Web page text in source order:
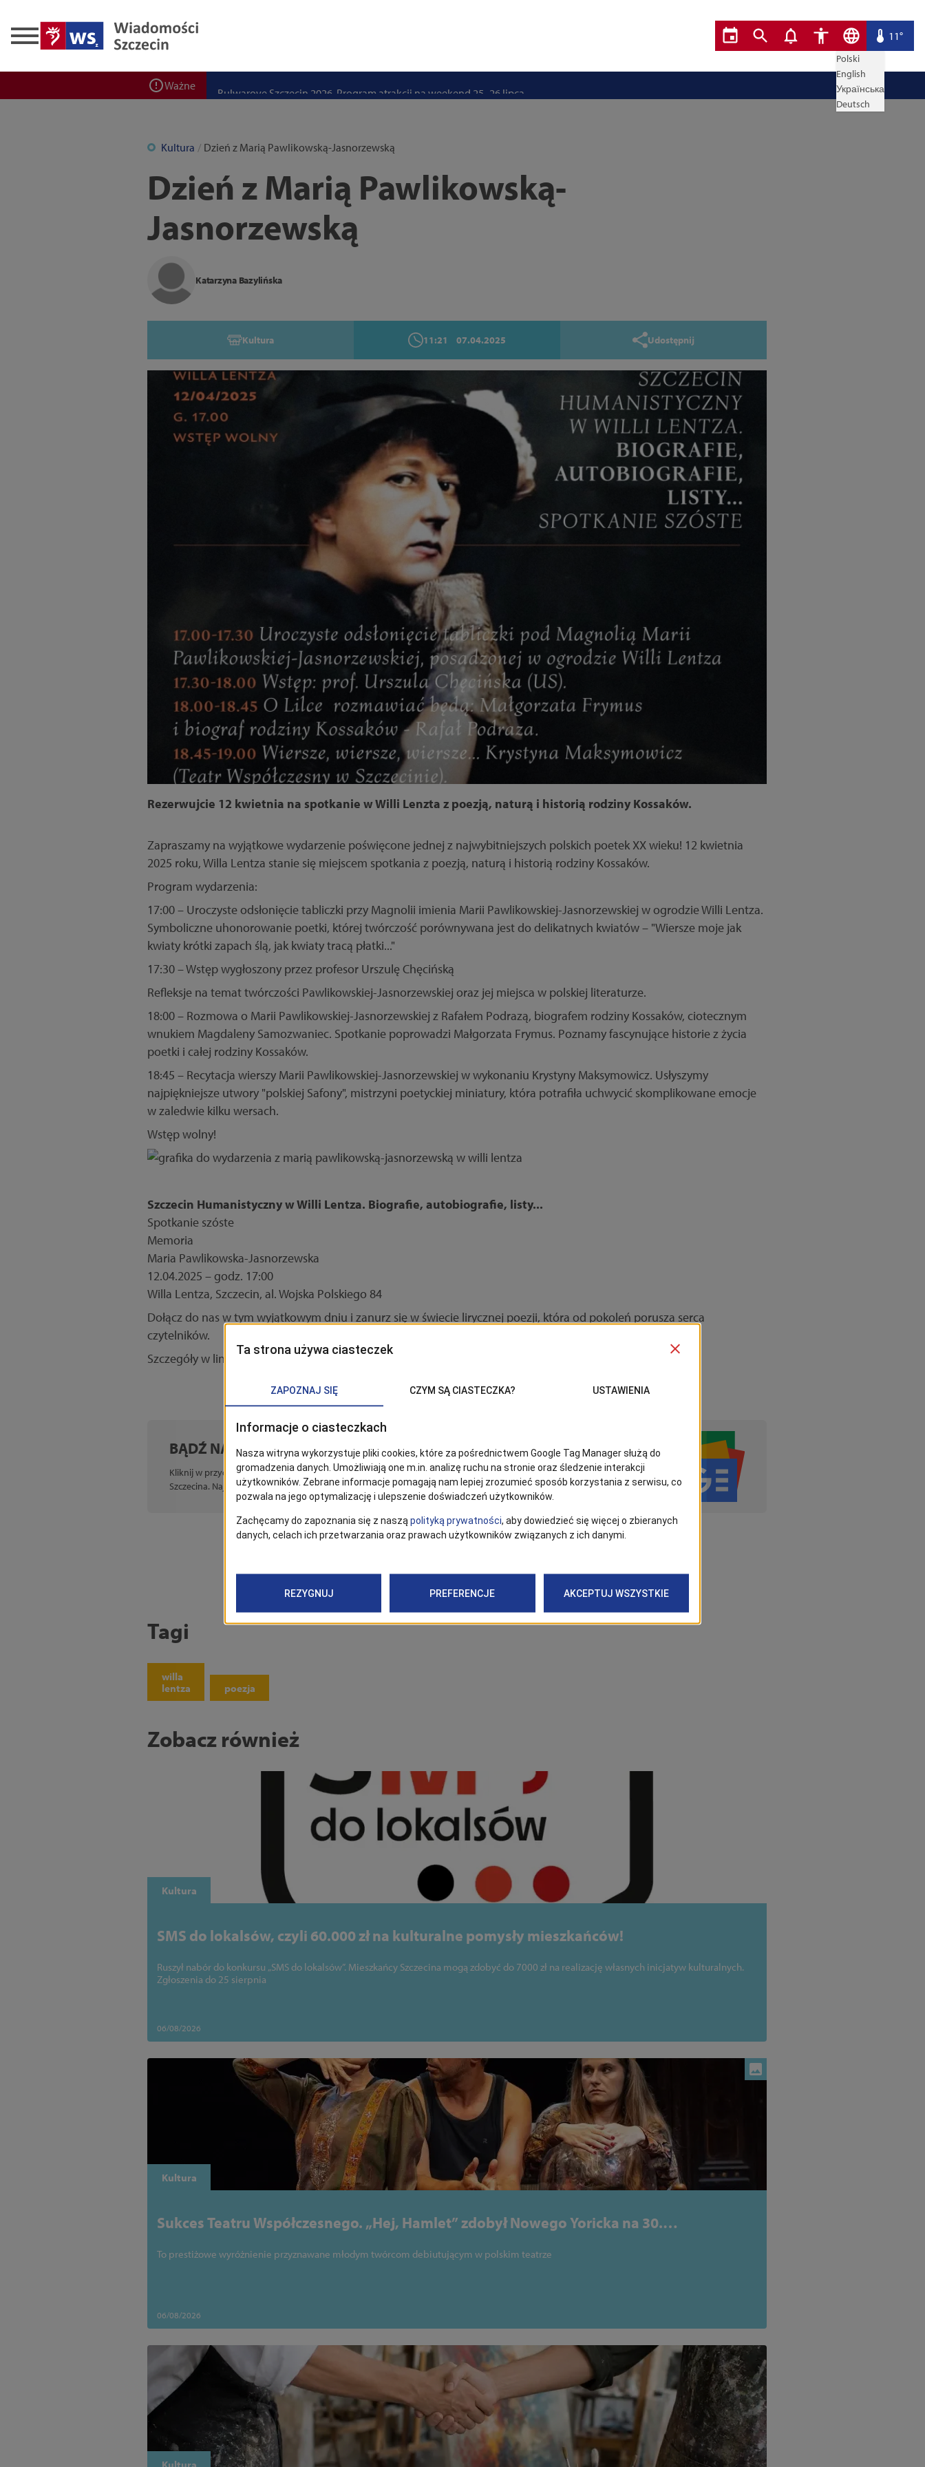
Polski
English
Українська
Deutsch
11°
Ważne
Kultura Dzień z Marią Pawlikowską-Jasnorzewską
Dzień z Marią Pawlikowską-
Jasnorzewską
Katarzyna Bazylińska
Kultura 11:21 07.04.2025 Udostępnij
Rezerwujcie 12 kwietnia na spotkanie w Willi Lenzta z poezją, naturą i historią rodziny Kossaków.
Zapraszamy na wyjątkowe wydarzenie poświęcone jednej z najwybitniejszych polskich poetek XX wieku! 12 kwietnia
2025 roku, Willa Lentza stanie się miejscem spotkania z poezją, naturą i historią rodziny Kossaków.
Program wydarzenia:
17:00 – Uroczyste odsłonięcie tabliczki przy Magnolii imienia Marii Pawlikowskiej-Jasnorzewskiej w ogrodzie Willi Lentza.
Symboliczne uhonorowanie poetki, której twórczość porównywana jest do delikatnych kwiatów – "Wiersze moje jak
kwiaty krótki zapach ślą, jak kwiaty tracą płatki..."
17:30 – Wstęp wygłoszony przez profesor Urszulę Chęcińską
Refleksje na temat twórczości Pawlikowskiej-Jasnorzewskiej oraz jej miejsca w polskiej literaturze.
18:00 – Rozmowa o Marii Pawlikowskiej-Jasnorzewskiej z Rafałem Podrazą, biografem rodziny Kossaków, ciotecznym
wnukiem Magdaleny Samozwaniec. Spotkanie poprowadzi Małgorzata Frymus. Poznamy fascynujące historie z życia
poetki i całej rodziny Kossaków.
18:45 – Recytacja wierszy Marii Pawlikowskiej-Jasnorzewskiej w wykonaniu Krystyny Maksymowicz. Usłyszymy
najpiękniejsze utwory "polskiej Safony", mistrzyni poetyckiej miniatury, która potrafiła uchwycić skomplikowane emocje
w zaledwie kilku wersach.
Wstęp wolny!
Szczecin Humanistyczny w Willi Lentza. Biografie, autobiografie, listy...
Spotkanie szóste
Memoria
Maria Pawlikowska-Jasnorzewska
12.04.2025 – godz. 17:00
Willa Lentza, Szczecin, al. Wojska Polskiego 84
Dołącz do nas w tym wyjątkowym dniu i zanurz się w świecie lirycznej poezji, która od pokoleń porusza serca
czytelników.
Szczegóły w linku:wydarzenie
BĄDŹ NA BIEŻĄCO!
Kliknij w przycisk „Obserwuj”, aby być bieżąco z wiadomościami ze
Szczecina. Najbardziej interesujące wpisy znajdziesz w Google News!
Obserwuj
Tagi
willa
lentza
poezja
Zobacz również
Kultura
SMS do lokalsów, czyli 60.000 zł na kulturalne pomysły mieszkańców!
Ruszył nabór do konkursu „SMS do lokalsów”. Mieszkańcy Szczecina mogą zdobyć do 7000 zł na realizację własnych inicjatyw kulturalnych.
Zgłoszenia do 25 sierpnia
06/08/2026
Kultura
Sukces Teatru Współczesnego. „Hej, Hamlet” zdobył Nowego Yoricka na 30.
To prestiżowe wyróżnienie przyznawane młodym twórcom debiutującym w polskim teatrze
06/08/2026